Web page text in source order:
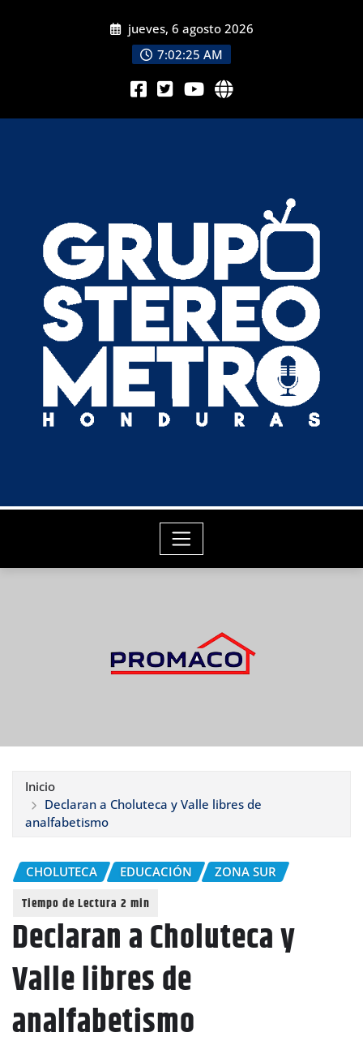
jueves, 6 agosto 2026
7:02:27 AM
Inicio
Declaran a Choluteca y Valle libres de
analfabetismo
CHOLUTECA EDUCACIÓN ZONA SUR
Declaran a Choluteca y
Valle libres de
analfabetismo